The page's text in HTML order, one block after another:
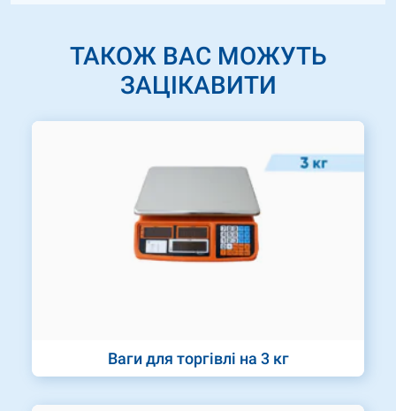
ТАКОЖ ВАС МОЖУТЬ
ЗАЦІКАВИТИ
Ваги для торгівлі на 3 кг